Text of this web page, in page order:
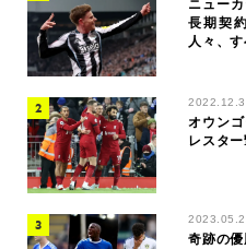
ニュー
長期契
人々、す
オウン
レスタ
奇跡の